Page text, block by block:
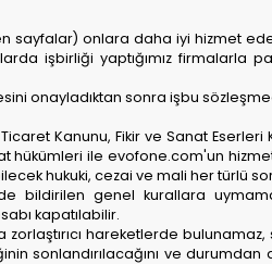
sayfalar) onlara daha iyi hizmet
işbirliği yaptığımız firmalarla
onayladıktan sonra işbu
Kanunu, Fikir ve Sanat Eserleri
ile evofone.com'un
hukuki, cezai ve mali her türlü
bildirilen genel kurallara
kapatılabilir.
zorlaştırıcı hareketlerde
sonlandırılacağını ve